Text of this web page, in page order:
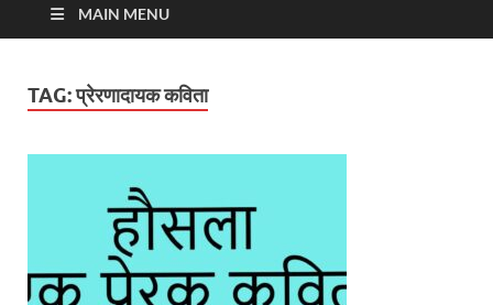
MAIN MENU
TAG:प्रेरणादायक कविता